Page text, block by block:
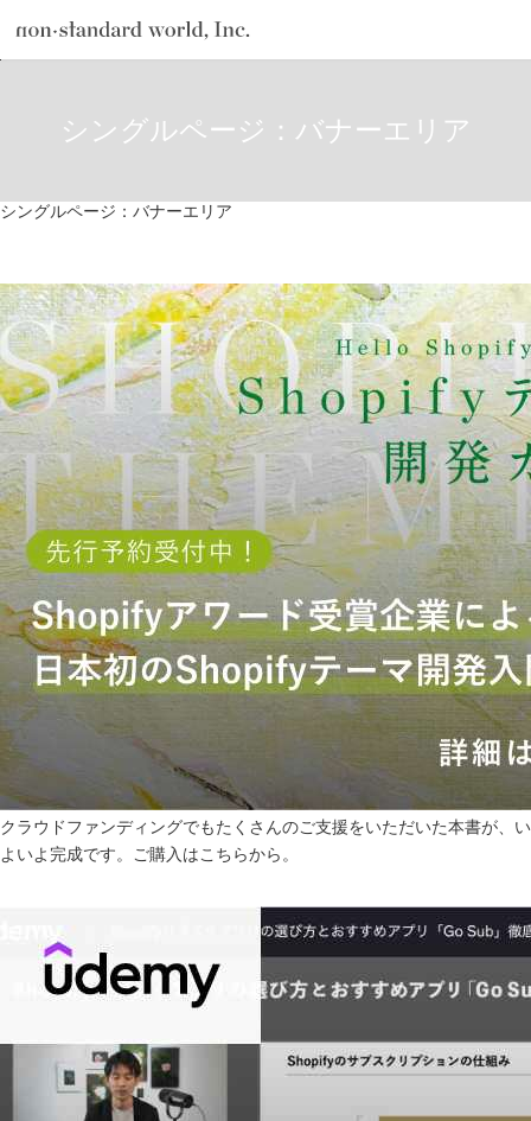
シングルページ：バナーエリア
csr
service
shop
blog
recruit
atelier
contact
english
シングルページ：バナーエリア
クラウドファンディングでもたくさんのご支援をいただいた本書が、い
よいよ完成です。ご購入はこちらから。